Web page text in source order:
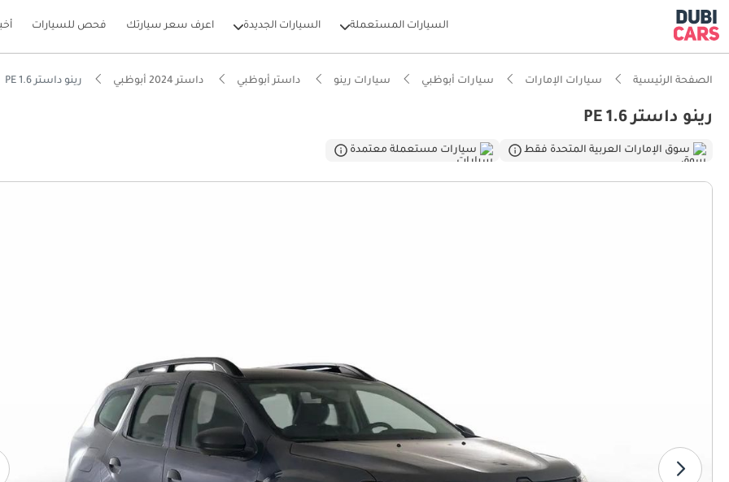
السيارات المستعملة السيارات الجديدة اعرف سعر سيارتك فحص للسيارات
الصفحة الرئيسية سيارات الإمارات سيارات أبوظبي سيارات رينو داستر أبوظبي داستر 2024 أبوظبي رينو داستر PE 1.6
رينو داستر PE 1.6
سوق الإمارات العربية المتحدة فقط سيارات مستعملة معتمدة